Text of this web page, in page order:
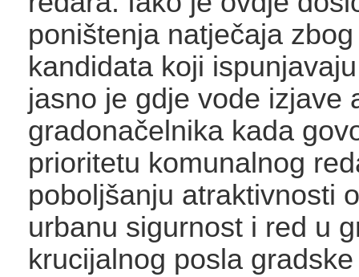
poništenja natječaja
kandidata koji
jasno je gdje vode izjave
gradonačelnika kada
prioritetu komunalnog
poboljšanju atraktivnosti
urbanu sigurnost i red u
krucijalnog posla